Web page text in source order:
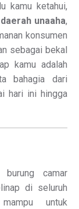
kamu ketahui,
unaaha,
konsumen
sebagai bekal
kamu adalah
bahagia dari
hari ini hingga
burung camar
di seluruh
untuk